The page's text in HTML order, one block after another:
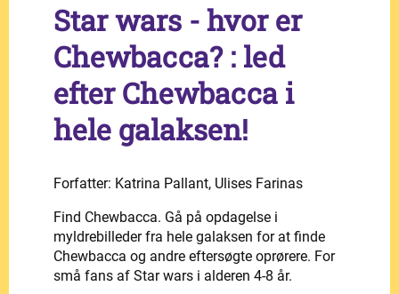
Star wars - hvor er
Chewbacca? : led
efter Chewbacca i
hele galaksen!
Forfatter: Katrina Pallant, Ulises Farinas
Find Chewbacca. Gå på opdagelse i
myldrebilleder fra hele galaksen for at finde
Chewbacca og andre eftersøgte oprørere. For
små fans af Star wars i alderen 4-8 år.